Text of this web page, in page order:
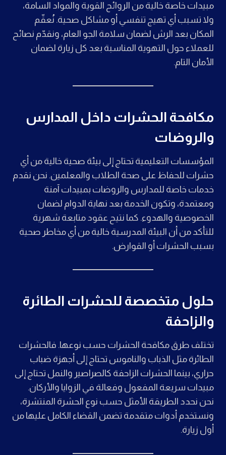
مبيدات خاصة خالية من الروائح القوية والمواد السامة،
ولا تسبب أي تهيج تنفسي أو مشاكل صحية. نُعقّم
المكان بعد الرش لضمان سلامة الجو العام، ونقدّم نصائح
للعملاء حول التهوية المناسبة بعد كل زيارة لضمان
الأمان التام.
مكافحة الحشرات داخل المدارس
والروضات
المؤسسات التعليمية تحتاج إلى بيئة صحية خالية من أي
حشرات للحفاظ على صحة الطلاب والمعلمين. نحن نقدم
خدمات خاصة للمدارس والروضات بمبيدات آمنة
ومعتمدة، وتكون الخدمة بعد نهاية الدوام لضمان
الخصوصية والهدوء. كما نتيح عقود متابعة شهرية
للتأكد من أن البيئة المدرسية خالية من أي مخاطر صحية
بسبب الحشرات أو القوارض.
حلول متخصصة للحشرات الطائرة
والزاحفة
تختلف طرق مكافحة الحشرات حسب نوعها. فالحشرات
الطائرة مثل الذباب والناموس تحتاج إلى أجهزة ضباب
حراري، بينما الحشرات الزاحفة كالصراصير والنمل تحتاج إلى
مبيدات سريعة المفعول وفعالة في الزوايا والأركان.
نحن نحدد الطريقة الأمثل حسب نوع الحشرة المنتشرة،
ونستخدم أدوات متقدمة تضمن القضاء الكامل عليها من
أول زيارة.